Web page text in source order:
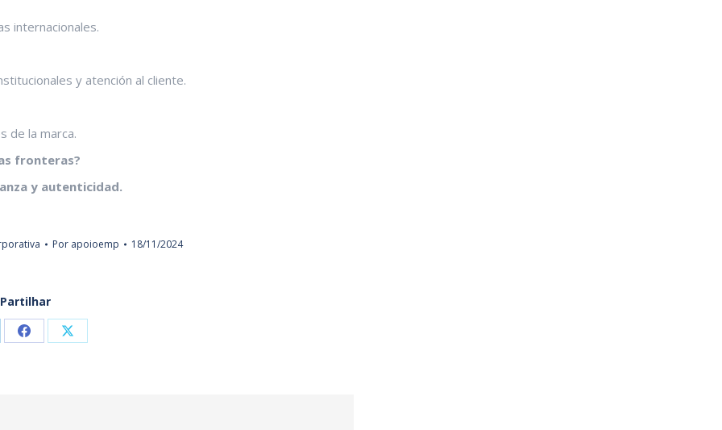
internacionales.
y atención al cliente.
de la marca.
fronteras?
y autenticidad.
Por apoioemp 18/11/2024
Partilhar
Share Share